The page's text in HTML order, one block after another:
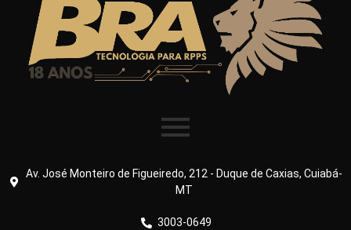
Av. José Monteiro de Figueiredo, 212 - Duque de Caxias, Cuiabá-
MT
3003-0649